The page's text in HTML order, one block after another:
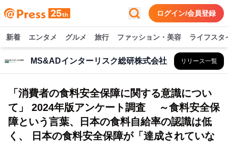
ログイン/会員登録
新着 エンタメ グルメ 旅行 ファッション・美容 ライフスタ
MS&ADインターリスク総研株式会社 リリース一覧
「消費者の食料安全保障に関する意識につい
て」 2024年版アンケート調査 ～食料安全保
障という言葉、日本の食料自給率の認識は低
く、 日本の食料安全保障が「達成されていな